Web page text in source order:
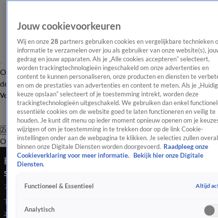
OverzichtAfleveringen Entertainment TV Algemeen
Tip
de redactieNieuwsbrief
Volg Shownieuws
Zoeken
OverzichtEntertainmentSpraakmakendRealityCrimeVideo's
Katja Schuurman blikt terug op aanvaring met
stalkende fan
7 juli 2026, 20:24
Thom heeft weer een bijzondere aflevering opgenomen van
zijn online-serie 'Alles voor de show' met Katja Schuurman en
Jouw cookievoorkeuren
Wij en onze 28 partners gebruiken cookies en vergelijkbare technieken
informatie te verzamelen over jou als gebruiker van onze website(s),
gedrag en jouw apparaten. Als je „Alle cookies accepteren” selecteert,
worden trackingtechnologieën ingeschakeld om onze advertenties en
content te kunnen personaliseren, onze producten en diensten te
en om de prestaties van advertenties en content te meten. Als je
keuze opslaan” selecteert of je toestemming intrekt, worden deze
trackingtechnologieën uitgeschakeld. We gebruiken dan enkel
essentiële cookies om de website goed te laten functioneren en veilig te
houden. Je kunt dit menu op ieder moment opnieuw openen om je
wijzigen of om je toestemming in te trekken door op de link Cookie-
instellingen onder aan de webpagina te klikken. Je selecties zullen overal
binnen onze Digitale Diensten worden doorgevoerd. Raadpleeg onze
Cookieverklaring voor meer informatie.
Bekijk hier onze Digitale
Diensten.
Functioneel & Essentieel Altijd
Analytisch